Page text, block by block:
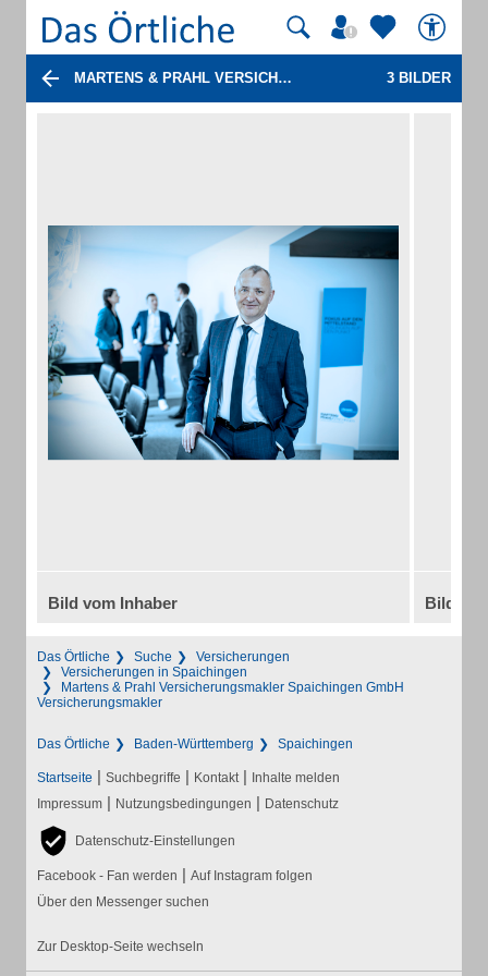
MARTENS & PRAHL VERSICHERUNGSMAKLER SPAICHINGEN GMBH VERSICHERUNGSMAKLER 3 BILDER
Bild vom Inhaber Bild
Das Örtliche Suche
Versicherungen
Versicherungen in Spaichingen
Martens & Prahl Versicherungsmakler Spaichingen GmbH
Versicherungsmakler
Das Örtliche Baden-Württemberg Spaichingen
Startseite | Suchbegriffe | Kontakt | Inhalte melden
Impressum | Nutzungsbedingungen | Datenschutz
Datenschutz-Einstellungen
Facebook - Fan werden | Auf Instagram folgen
Über den Messenger suchen
Zur Desktop-Seite wechseln